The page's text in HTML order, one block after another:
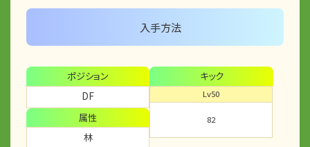
入手方法
ポジション
DF
属性
林
キック
Lv50
82